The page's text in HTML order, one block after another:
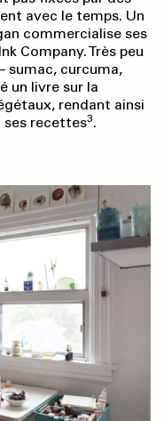
avec le temps. Un
commercialise ses
Company. Très peu
sumac, curcuma,
un livre sur la
rendant ainsi
ses recettes3.